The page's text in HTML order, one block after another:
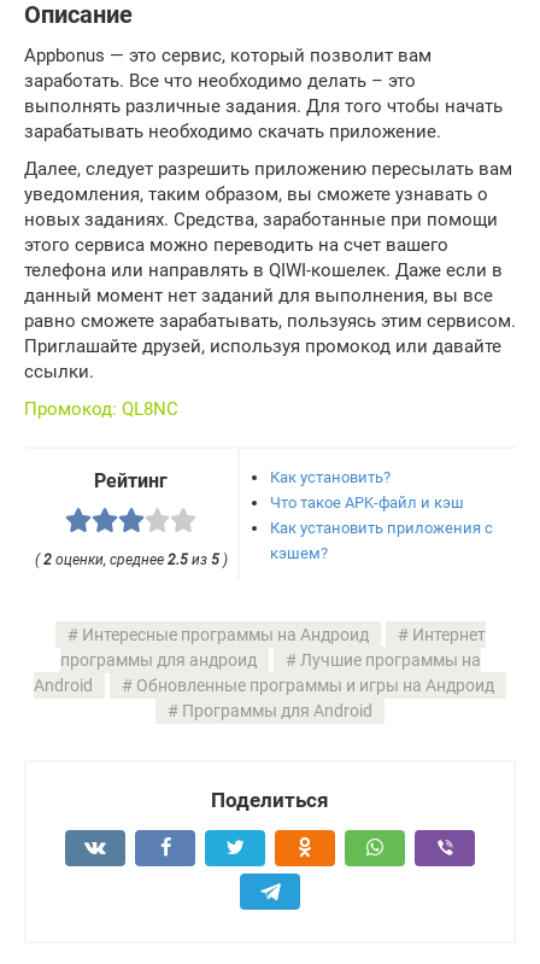
Описание
Appbonus — это сервис, который позволит вам
заработать. Все что необходимо делать – это
выполнять различные задания. Для того чтобы начать
зарабатывать необходимо скачать приложение.
Далее, следует разрешить приложению пересылать вам
уведомления, таким образом, вы сможете узнавать о
новых заданиях. Средства, заработанные при помощи
этого сервиса можно переводить на счет вашего
телефона или направлять в QIWI-кошелек. Даже если в
данный момент нет заданий для выполнения, вы все
равно сможете зарабатывать, пользуясь этим сервисом.
Приглашайте друзей, используя промокод или давайте
ссылки.
Промокод: QL8NC
Рейтинг
(2оценки, среднее 2.5из 5)
Как установить?
Что такое APK-файл и кэш
Как установить приложения с
кэшем?
Интересные программы на Андроид
Интернет
программы для андроид
Лучшие программы на
Android
Обновленные программы и игры на Андроид
Программы для Android
Поделиться